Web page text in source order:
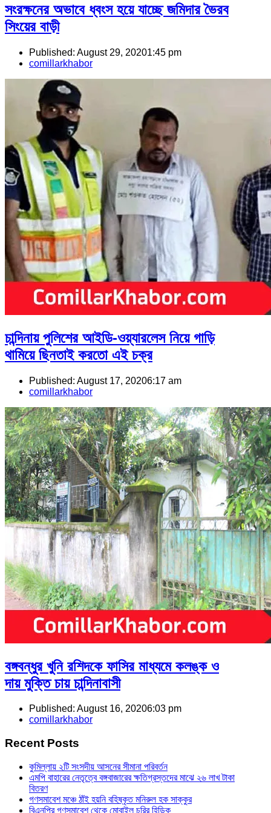
সংরক্ষনের অভাবে ধ্বংস হয়ে যাচ্ছে জমিদার ভৈরব
সিংয়ের বাড়ী
Published: August 29, 20201:45 pm
Author
comillarkhabor
চান্দিনায় পুলিশের আইডি-ওয়্যারলেস নিয়ে গাড়ি
থামিয়ে ছিনতাই করতো এই চক্র
Published: August 17, 20206:17 am
Author
comillarkhabor
বঙ্গবন্ধুর খুনি রশিদকে ফাসির মাধ্যমে কলঙ্ক ও
দায় মুক্তি চায় চান্দিনাবাসী
Published: August 16, 20206:03 pm
Author
comillarkhabor
Recent Posts
কুমিল্লায় ২টি সংসদীয় আসনের সীমানা পরিবর্তন
এমপি বাহারের নেতৃত্বে বঙ্গবাজারের ক্ষতিগ্রস্তদের মাঝে ২৬ লাখ টাকা
বিতরণ
গণসমাবেশ মঞ্চে ঠাঁই হয়নি বহিষ্কৃত মনিরুল হক সাক্কুর
বিএনপির গণসমাবেশ থেকে মোবাইল চুরির হিড়িক